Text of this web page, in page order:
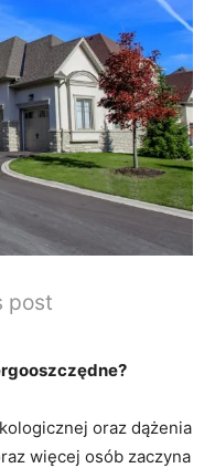
post
⁣oraz dążenia
więcej osób zaczyna